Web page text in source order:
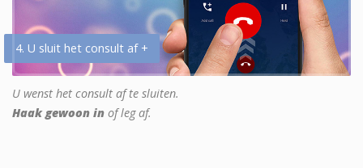
4. U sluit het consult af +
U wenst het consult af te sluiten.
Haak gewoon in of leg af.